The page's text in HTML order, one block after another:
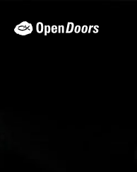
naar